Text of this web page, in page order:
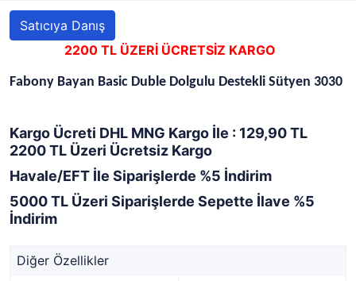
Satıcıya Danış
2200 TL ÜZERİ ÜCRETSİZ KARGO
Fabony Bayan Basic Duble Dolgulu Destekli Sütyen 3030
Kargo Ücreti DHL MNG Kargo İle : 129,90 TL
2200 TL Üzeri Ücretsiz Kargo
Havale/EFT İle Siparişlerde %5 İndirim
5000 TL Üzeri Siparişlerde Sepette İlave %5
İndirim
Diğer Özellikler